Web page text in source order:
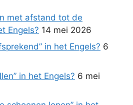
met afstand tot de
Engels? 14 mei 2026
in het Engels? 6
in het Engels? 6 mei